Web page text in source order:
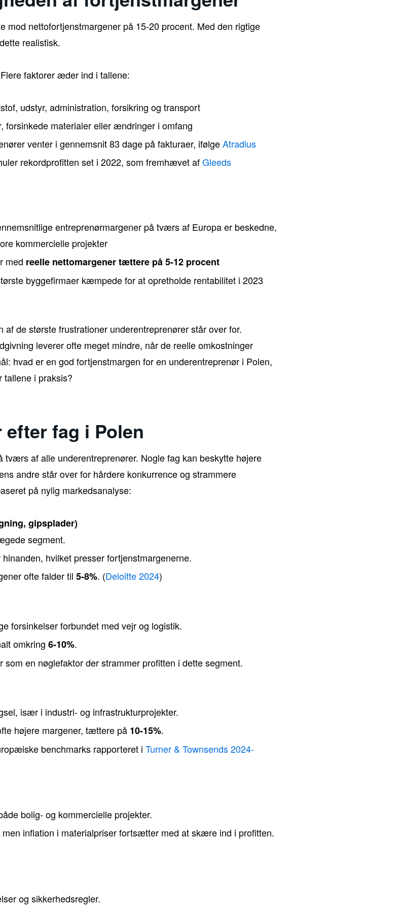
mod nettofortjenstmargener på 15-20 procent. Med den rigtige
realistisk.
faktorer æder ind i tallene:
udstyr, administration, forsikring og transport
forsinkede materialer eller ændringer i omfang
venter i gennemsnit 83 dage på fakturaer, ifølgeAtradius
rekordprofitten set i 2022, som fremhævet afGleeds
entreprenørmargener på tværs af Europa er beskedne,
kommercielle projekter
med reelle nettomargener tættere på 5-12 procent
byggefirmaer kæmpede for at opretholde rentabilitet i 2023
de største frustrationer underentreprenører står over for.
leverer ofte meget mindre, når de reelle omkostninger
hvad er en god fortjenstmargen for en underentreprenør i Polen,
i praksis?
fag i Polen
tværs af alle underentreprenører. Nogle fag kan beskytte højere
andre står over for hårdere konkurrence og strammere
på nylig markedsanalyse:
gipsplader)
segment.
hvilket presser fortjenstmargenerne.
ofte falder til 5-8%. (Deloitte 2024)
forsinkelser forbundet med vejr og logistik.
omkring 6-10%.
en nøglefaktor der strammer profitten i dette segment.
især i industri- og infrastrukturprojekter.
højere margener, tættere på 10-15%.
benchmarks rapporteret i Turner & Townsends 2024-
bolig- og kommercielle projekter.
men inflation i materialpriser fortsætter med at skære ind i profitten.
og sikkerhedsregler.